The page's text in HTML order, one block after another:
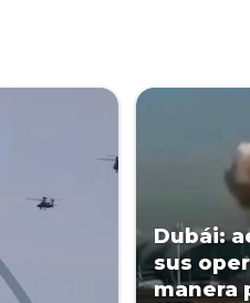
Dubái:
sus
manera